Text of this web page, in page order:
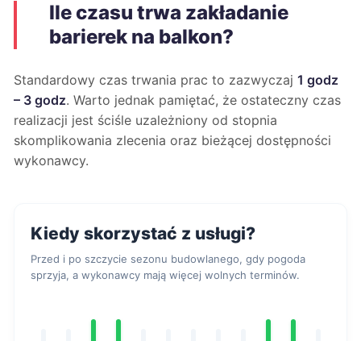
Ile czasu trwa zakładanie
barierek na balkon?
Standardowy czas trwania prac to zazwyczaj 1 godz
– 3 godz. Warto jednak pamiętać, że ostateczny czas
realizacji jest ściśle uzależniony od stopnia
skomplikowania zlecenia oraz bieżącej dostępności
wykonawcy.
Kiedy skorzystać z usługi?
Przed i po szczycie sezonu budowlanego, gdy pogoda
sprzyja, a wykonawcy mają więcej wolnych terminów.